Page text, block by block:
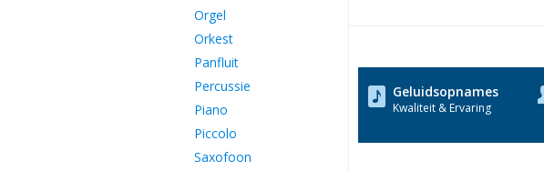
Orgel
Orkest
Panfluit
Percussie
Piano
Piccolo
Saxofoon
Geluidsopnames
Kwaliteit & Ervaring